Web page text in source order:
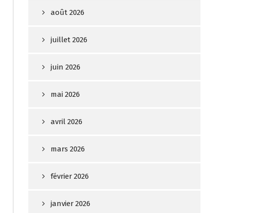
août 2026
juillet 2026
juin 2026
mai 2026
avril 2026
mars 2026
février 2026
janvier 2026